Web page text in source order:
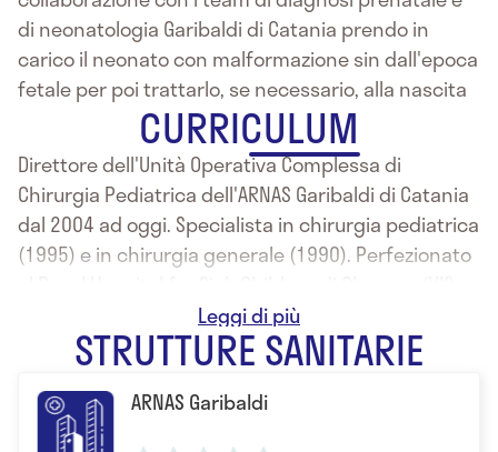
di neonatologia Garibaldi di Catania prendo in
carico il neonato con malformazione sin dall'epoca
fetale per poi trattarlo, se necessario, alla nascita
CURRICULUM
Direttore dell'Unità Operativa Complessa di
Chirurgia Pediatrica dell'ARNAS Garibaldi di Catania
dal 2004 ad oggi. Specialista in chirurgia pediatrica
(1995) e in chirurgia generale (1990). Perfezionato
dove ha anche rivestito anche il ruolo di
consultant (primario), al King's college Hospital di
Londra (UK), al Royal Manchester Children's
Hospital di Manchester (UK), all' Hopital S. Luc di
Bruxelles (B).
STRUTTURE SANITARIE
ARNAS Garibaldi